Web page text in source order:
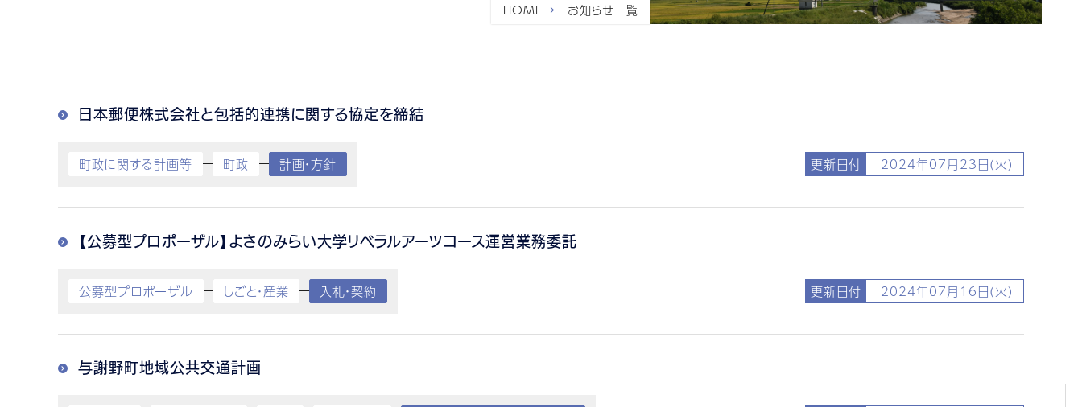
HOME お知らせ一覧
日本郵便株式会社と包括的連携に関する協定を締結
町政に関する計画等 町政 計画・方針 更新日付 2024年07月23日(火)
【公募型プロポーザル】よさのみらい大学リベラルアーツコース運営業務委託
公募型プロポーザル しごと・産業 入札・契約 更新日付 2024年07月16日(火)
与謝野町地域公共交通計画